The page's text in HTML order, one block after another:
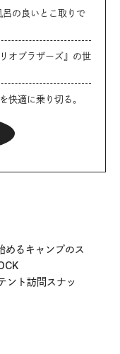
の良いとこ取りで
オブラザーズ』の世
快適に乗り切る。
めるキャンプのス
ント訪問スナッ